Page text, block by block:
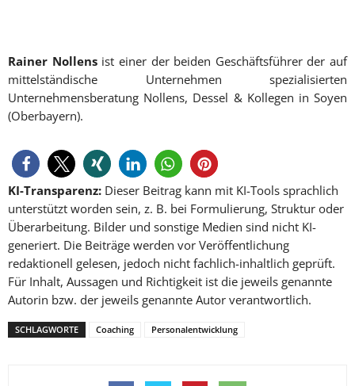
Rainer Nollensist einer der beiden Geschäftsführer der auf
mittelständische Unternehmen spezialisierten
Unternehmensberatung Nollens, Dessel & Kollegen in Soyen
(Oberbayern).
KI-Transparenz: Dieser Beitrag kann mit KI-Tools sprachlich
unterstützt worden sein, z. B. bei Formulierung, Struktur oder
Überarbeitung. Bilder und sonstige Medien sind nicht KI-
generiert. Die Beiträge werden vor Veröffentlichung
redaktionell gelesen, jedoch nicht fachlich-inhaltlich geprüft.
Für Inhalt, Aussagen und Richtigkeit ist die jeweils genannte
Autorin bzw. der jeweils genannte Autor verantwortlich.
SCHLAGWORTE Coaching Personalentwicklung